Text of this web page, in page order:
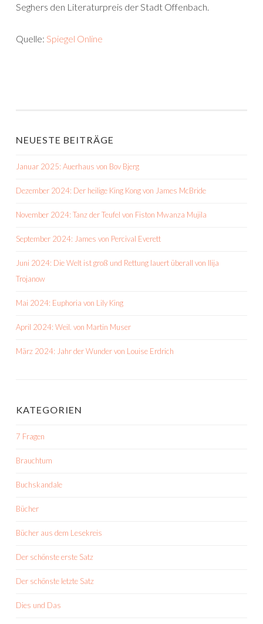
Seghers den Literaturpreis der Stadt Offenbach.
Quelle: Spiegel Online
NEUESTE BEITRÄGE
Januar 2025: Auerhaus von Bov Bjerg
Dezember 2024: Der heilige King Kong von James McBride
November 2024: Tanz der Teufel von Fiston Mwanza Mujila
September 2024: James von Percival Everett
Juni 2024: Die Welt ist groß und Rettung lauert überall von Ilija
Trojanow
Mai 2024: Euphoria von Lily King
April 2024: Weil. von Martin Muser
März 2024: Jahr der Wunder von Louise Erdrich
KATEGORIEN
7 Fragen
Brauchtum
Buchskandale
Bücher
Bücher aus dem Lesekreis
Der schönste erste Satz
Der schönste letzte Satz
Dies und Das